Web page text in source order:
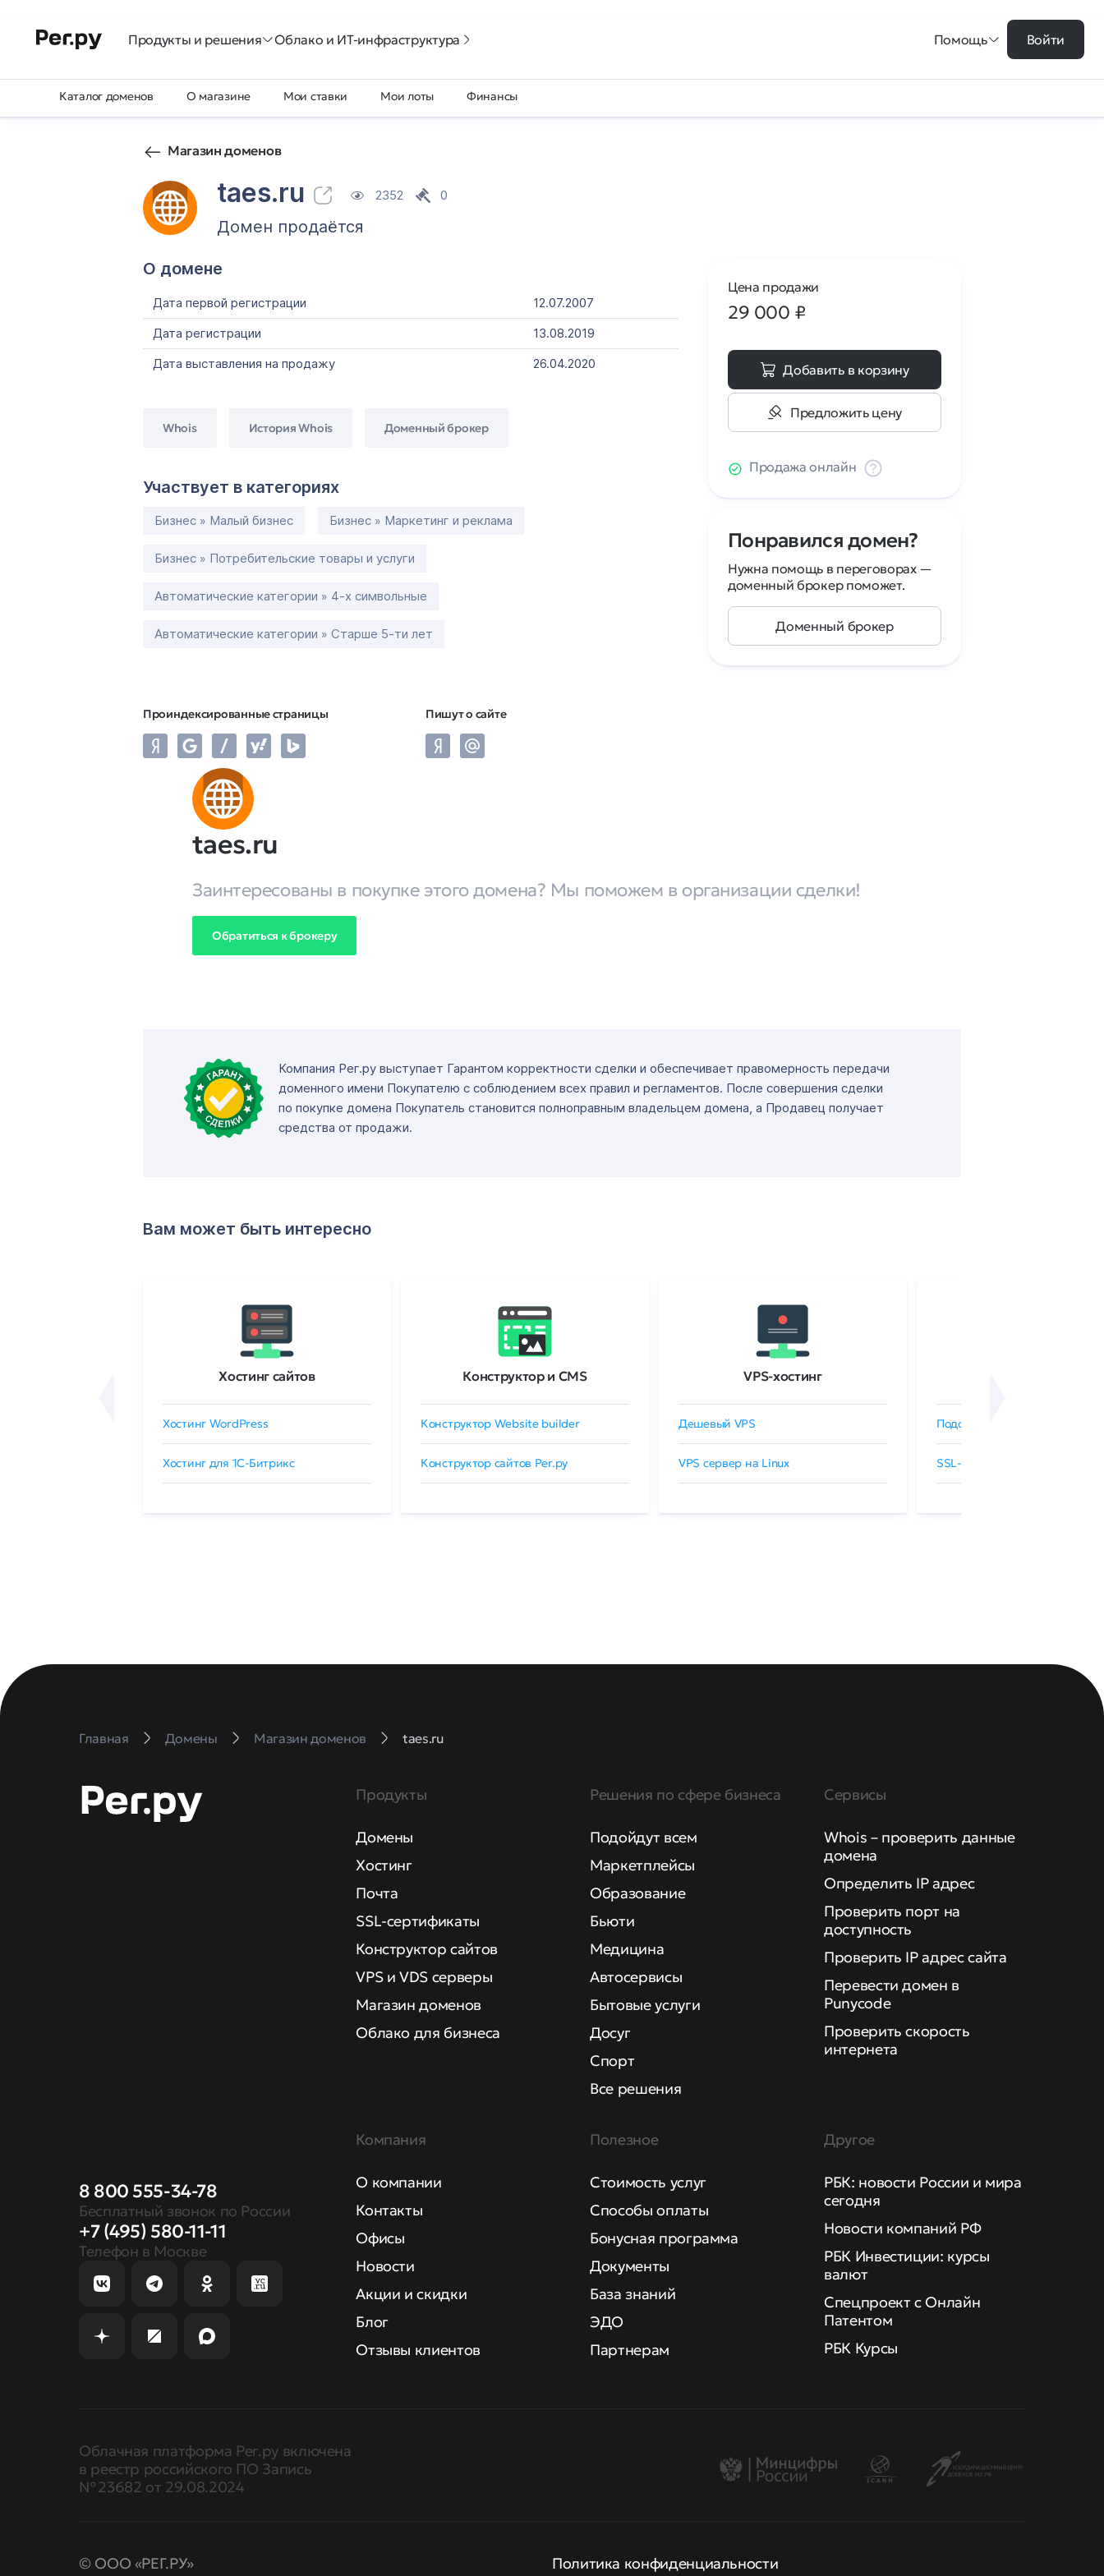
Продукты и решения Облако и ИТ-инфраструктура Помощь Войти
Каталог доменов О магазине Мои ставки Мои лоты Финансы
Магазин доменов
taes.ru 2352 0
Домен продаётся
О домене
Дата первой регистрации
12.07.2007
Дата регистрации
13.08.2019
Дата выставления на продажу
26.04.2020
Whois История Whois Доменный брокер
Участвует в категориях
Бизнес » Малый бизнес Бизнес » Маркетинг и реклама
Бизнес » Потребительские товары и услуги
Автоматические категории » 4-х символьные
Автоматические категории » Старше 5-ти лет
Проиндексированные страницы Пишут о сайте
Цена продажи
29 000 ₽
Добавить в корзину
Предложить цену
Продажа онлайн
Понравился домен?
Нужна помощь в переговорах —
доменный брокер поможет.
Доменный брокер
taes.ru
Заинтересованы в покупке этого домена? Мы поможем в организации сделки!
Обратиться к брокеру
Компания Рег.ру выступает Гарантом корректности сделки и обеспечивает правомерность передачи
доменного имени Покупателю с соблюдением всех правил и регламентов. После совершения сделки
по покупке домена Покупатель становится полноправным владельцем домена, а Продавец получает
средства от продажи.
Вам может быть интересно
Хостинг сайтов
Хостинг WordPress
Хостинг для 1C-Битрикс
Конструктор и CMS
Конструктор Website builder
Конструктор сайтов Рег.ру
VPS-хостинг
Дешевый VPS
VPS сервер на Linux
Подобрать SSL-сертификат
SSL-сертификаты GlobalSign
Главная Домены Магазин доменов taes.ru
8 800 555-34-78
Бесплатный звонок по России
+7 (495) 580-11-11
Телефон в Москве
Продукты
Домены
Хостинг
Почта
SSL-сертификаты
Конструктор сайтов
VPS и VDS серверы
Магазин доменов
Облако для бизнеса
Решения по сфере бизнеса
Подойдут всем
Маркетплейсы
Образование
Бьюти
Медицина
Автосервисы
Бытовые услуги
Досуг
Спорт
Все решения
Сервисы
Whois – проверить данные
домена
Определить IP адрес
Проверить порт на
доступность
Проверить IP адрес сайта
Перевести домен в
Punycode
Проверить скорость
интернета
Компания
О компании
Контакты
Офисы
Новости
Акции и скидки
Блог
Отзывы клиентов
Полезное
Стоимость услуг
Способы оплаты
Бонусная программа
Документы
База знаний
ЭДО
Партнерам
Другое
РБК: новости России и мира
сегодня
Новости компаний РФ
РБК Инвестиции: курсы
валют
Спецпроект с Онлайн
Патентом
РБК Курсы
Облачная платформа Рег.ру включена
в реестр российского ПО Запись
№ 23682 от 29.08.2024
© ООО «РЕГ.РУ»
Политика конфиденциальности